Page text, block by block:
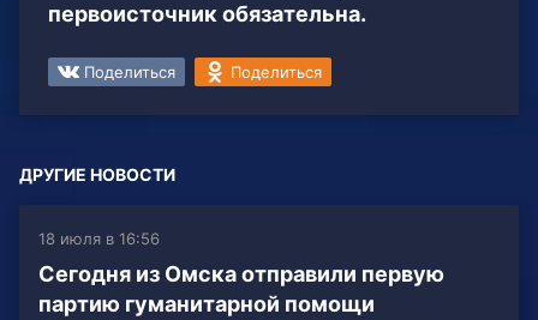
первоисточник обязательна.
Поделиться Поделиться
ДРУГИЕ НОВОСТИ
18 июля в 16:56
Сегодня из Омска отправили первую
партию гуманитарной помощи